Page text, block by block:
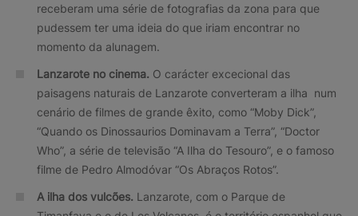
receberam uma série de fotografias da zona para que
pudessem ter uma ideia do que iriam encontrar no
momento da alunagem.
Lanzarote no cinema. O carácter excecional das
paisagens naturais de Lanzarote converteram a ilha num
cenário de filmes de grande êxito, como “Moby Dick”,
“Quando os Dinossaurios Dominavam a Terra”, “Doctor
Who”, a série de televisão “A Ilha do Tesouro”, e o famoso
filme de Pedro Almodóvar “Os Abraços Rotos”.
A ilha dos vulcões. Lanzarote, com o Parque de